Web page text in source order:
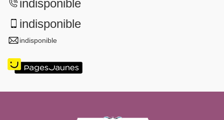
indisponible
indisponible
indisponible